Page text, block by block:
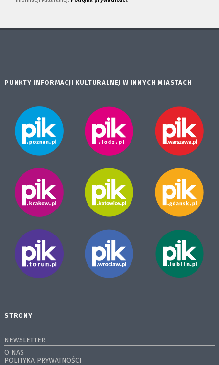
PUNKTY INFORMACJI KULTURALNEJ W INNYCH MIASTACH
STRONY
NEWSLETTER
O NAS
POLITYKA PRYWATNOŚCI